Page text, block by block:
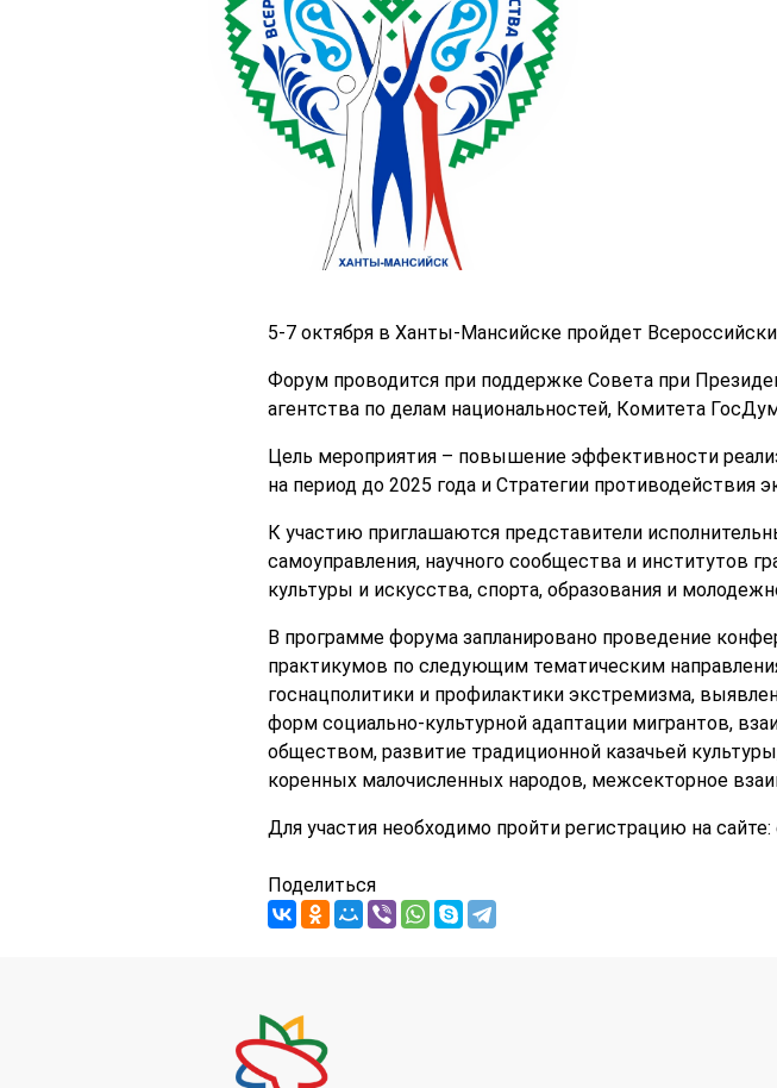
5-7 октября в Ханты-Мансийске пройдет
Форум проводится при поддержке Совета при
агентства по делам национальностей, Комитета
Цель мероприятия – повышение эффективности
на период до 2025 года и Стратегии противодействия
К участию приглашаются представители
самоуправления, научного сообщества и институтов
культуры и искусства, спорта, образования и
В программе форума запланировано проведение
практикумов по следующим тематическим
госнацполитики и профилактики экстремизма,
форм социально-культурной адаптации мигрантов,
обществом, развитие традиционной казачьей
коренных малочисленных народов, межсекторное
Для участия необходимо пройти регистрацию на сайте:
Поделиться